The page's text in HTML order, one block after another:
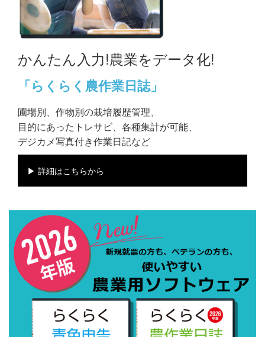
かんたん入力!農業をデータ化!
「らくらく農作業日誌」
圃場別、作物別の栽培履歴管理、
目的にあったトレサビ、各種集計が可能、
デジカメ写真付き作業日記など
▶ 詳細はこちらから